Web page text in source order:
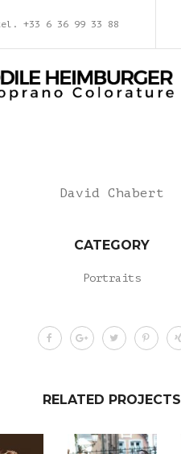
+33 6 36 99 33 88
David Chabert
CATEGORY
Portraits
RELATED PROJECTS